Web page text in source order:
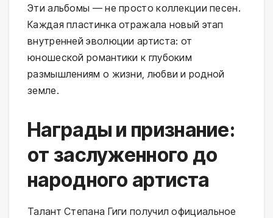
Эти альбомы — не просто коллекции песен.
Каждая пластинка отражала новый этап
внутренней эволюции артиста: от
юношеской романтики к глубоким
размышлениям о жизни, любви и родной
земле.
Награды и признание:
от заслуженного до
народного артиста
Талант Степана Гиги получил официальное